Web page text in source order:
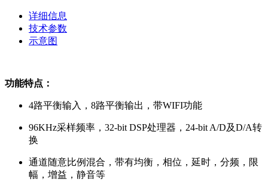
详细信息
技术参数
示意图
功能特点：
4路平衡输入，8路平衡输出，带WIFI功能
96KHz采样频率，32-bit DSP处理器，24-bit A/D及D/A转
换
通道随意比例混合，带有均衡，相位，延时，分频，限
幅，增益，静音等